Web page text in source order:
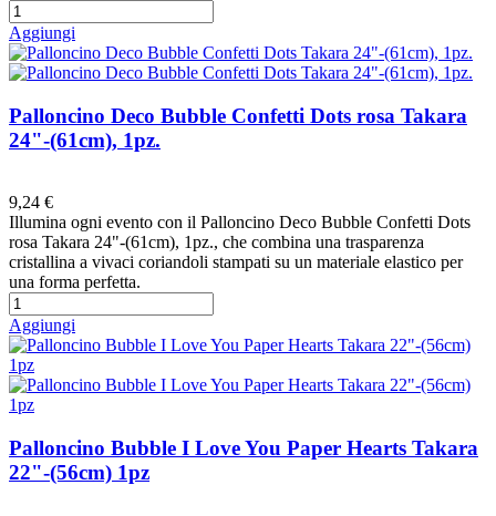
Aggiungi
Palloncino Deco Bubble Confetti Dots rosa Takara
24"-(61cm), 1pz.
9,24 €
Illumina ogni evento con il Palloncino Deco Bubble Confetti Dots
rosa Takara 24"-(61cm), 1pz., che combina una trasparenza
cristallina a vivaci coriandoli stampati su un materiale elastico per
una forma perfetta.
Aggiungi
Palloncino Bubble I Love You Paper Hearts Takara
22"-(56cm) 1pz